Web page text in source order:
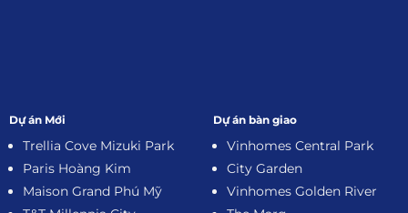
Dự án Mới
Trellia Cove Mizuki Park
Paris Hoàng Kim
Maison Grand Phú Mỹ
Dự án bàn giao
Vinhomes Central Park
City Garden
Vinhomes Golden River